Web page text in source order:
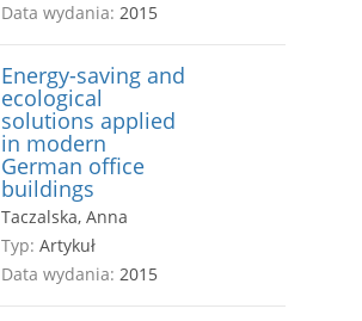
Data wydania: 2015
Energy-saving and
ecological
solutions applied
in modern
German office
buildings
Taczalska, Anna
Typ: Artykuł
Data wydania: 2015